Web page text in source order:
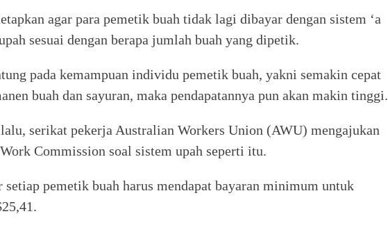
agar para pemetik buah tidak lagi dibayar dengan sistem ‘a
sesuai dengan berapa jumlah buah yang dipetik.
pada kemampuan individu pemetik buah, yakni semakin cepat
buah dan sayuran, maka pendapatannya pun akan makin tinggi.
serikat pekerja Australian Workers Union (AWU) mengajukan
Commission soal sistem upah seperti itu.
setiap pemetik buah harus mendapat bayaran minimum untuk